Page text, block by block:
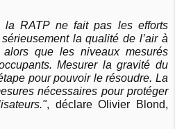
la RATP ne fait pas les efforts
la qualité de l’air à
alors que les niveaux mesurés
Mesurer la gravité du
pour pouvoir le résoudre. La
nécessaires pour protéger
, déclare Olivier Blond,